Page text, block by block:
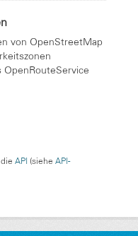
von OpenStreetMap
API (siehe API-